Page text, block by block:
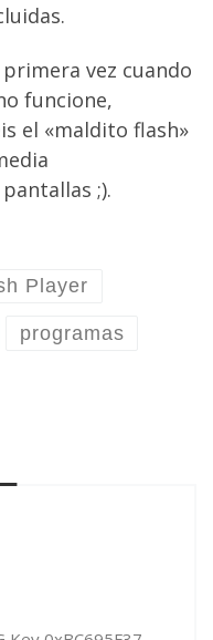
vez cuando
funcione,
el «maldito flash»
;).
Player
programas